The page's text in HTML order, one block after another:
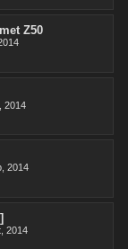
Z50
2014
2014
2014